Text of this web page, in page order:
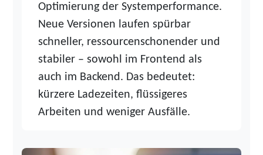
Optimierung der Systemperformance.
Neue Versionen laufen spürbar
schneller, ressourcenschonender und
stabiler – sowohl im Frontend als
auch im Backend. Das bedeutet:
kürzere Ladezeiten, flüssigeres
Arbeiten und weniger Ausfälle.